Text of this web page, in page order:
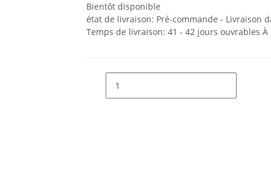
Bientôt disponible
état de livraison: Pré-commande - Livraison
Temps de livraison: 41 - 42 jours ouvrables À